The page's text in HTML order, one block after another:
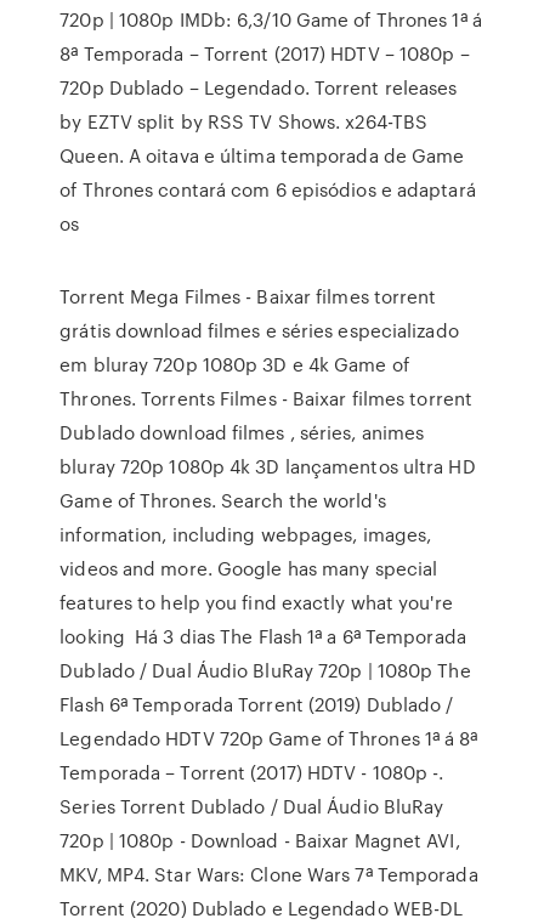
720p | 1080p IMDb: 6,3/10 Game of Thrones 1ª á
8ª Temporada – Torrent (2017) HDTV – 1080p –
720p Dublado – Legendado. Torrent releases
by EZTV split by RSS TV Shows. x264-TBS
Queen. A oitava e última temporada de Game
of Thrones contará com 6 episódios e adaptará
os
Torrent Mega Filmes - Baixar filmes torrent
grátis download filmes e séries especializado
em bluray 720p 1080p 3D e 4k Game of
Thrones. Torrents Filmes - Baixar filmes torrent
Dublado download filmes , séries, animes
bluray 720p 1080p 4k 3D lançamentos ultra HD
Game of Thrones. Search the world's
information, including webpages, images,
videos and more. Google has many special
features to help you find exactly what you're
looking Há 3 dias The Flash 1ª a 6ª Temporada
Dublado / Dual Áudio BluRay 720p | 1080p The
Flash 6ª Temporada Torrent (2019) Dublado /
Legendado HDTV 720p Game of Thrones 1ª á 8ª
Temporada – Torrent (2017) HDTV - 1080p -.
Series Torrent Dublado / Dual Áudio BluRay
720p | 1080p - Download - Baixar Magnet AVI,
MKV, MP4. Star Wars: Clone Wars 7ª Temporada
Torrent (2020) Dublado e Legendado WEB-DL